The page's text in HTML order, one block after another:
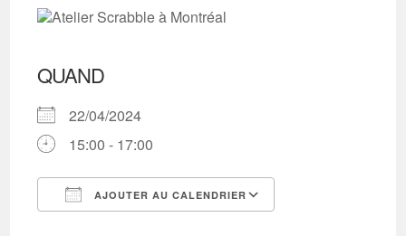
QUAND
22/04/2024
15:00 - 17:00
AJOUTER AU CALENDRIER